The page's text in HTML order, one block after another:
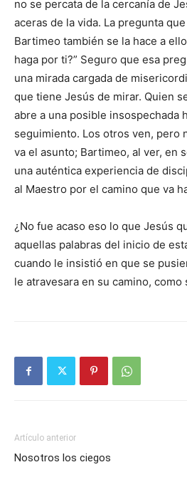
no se percata de la cercanía de
aceras de la vida. La pregunta
Bartimeo también se la hace a
haga por ti?” Seguro que esa
una mirada cargada de
que tiene Jesús de mirar. Quien
abre a una posible insospe­chada
seguimiento. Los otros ven, pero
va el asunto; Bartimeo, al ver, en
una auténtica experiencia de
al Maestro por el camino que va
¿No fue acaso eso lo que Jesús
aquellas pala­bras del inicio de
cuando le in­sistió en que se
le atrave­sara en su camino, como
Artículo anterior
Nosotros los ciegos